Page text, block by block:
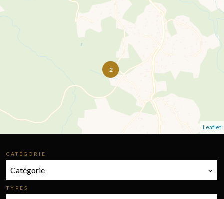
2
Leaflet
CATÉGORIE
Catégorie
TYPES